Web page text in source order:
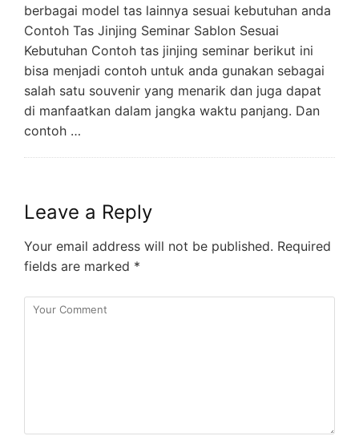
berbagai model tas lainnya sesuai kebutuhan anda
Contoh Tas Jinjing Seminar Sablon Sesuai
Kebutuhan Contoh tas jinjing seminar berikut ini
bisa menjadi contoh untuk anda gunakan sebagai
salah satu souvenir yang menarik dan juga dapat
di manfaatkan dalam jangka waktu panjang. Dan
contoh …
Leave a Reply
Your email address will not be published. Required
fields are marked *